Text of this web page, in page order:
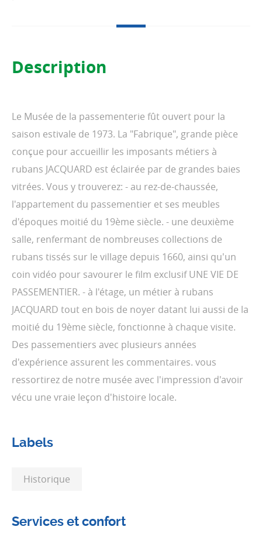
Description
Le Musée de la passementerie fût ouvert pour la
saison estivale de 1973. La "Fabrique", grande pièce
conçue pour accueillir les imposants métiers à
rubans JACQUARD est éclairée par de grandes baies
vitrées. Vous y trouverez: - au rez-de-chaussée,
l'appartement du passementier et ses meubles
d'époques moitié du 19ème siècle. - une deuxième
salle, renfermant de nombreuses collections de
rubans tissés sur le village depuis 1660, ainsi qu'un
coin vidéo pour savourer le film exclusif UNE VIE DE
PASSEMENTIER. - à l'étage, un métier à rubans
JACQUARD tout en bois de noyer datant lui aussi de la
moitié du 19ème siècle, fonctionne à chaque visite.
Des passementiers avec plusieurs années
d'expérience assurent les commentaires. vous
ressortirez de notre musée avec l'impression d'avoir
vécu une vraie leçon d'histoire locale.
Labels
Historique
Services et confort